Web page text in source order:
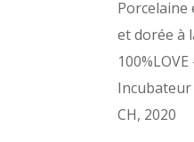
Porcelaine
et dorée à
Incubateur
CH, 2020